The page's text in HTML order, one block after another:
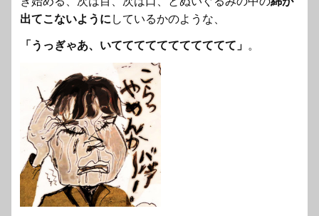
出てこないように しているかのような、
「うっぎゃあ、 いててててててててててて」 。